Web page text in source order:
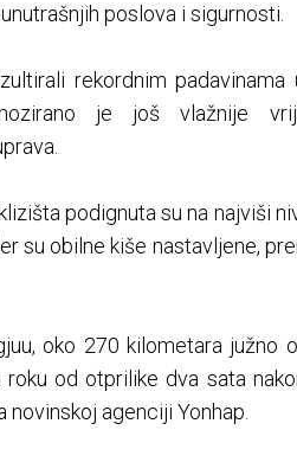
poslova i sigurnosti.
rekordnim
je još vlažnije
podignuta su na najviši
su obilne kiše nastavljene,
oko 270 kilometara južno
od otprilike dva sata
novinskoj agenciji Yonhap.